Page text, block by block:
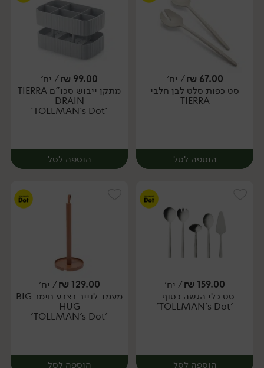
יח׳ יח׳
67.00
₪/ יח׳
סט כפות סלט לבן חלבי
TIERRA
הוספה לסל
יח׳
99.00
₪/ יח׳
מתקן ייבוש סכו"ם TIERRA
DRAIN
'TOLLMAN's Dot'
הוספה לסל
יח׳
159.00
₪/ יח׳
סט כלי הגשה כסוף -
'TOLLMAN's Dot'
הוספה לסל
129.00
₪/ יח׳
מעמד לנייר בצבע חימר BIG
HUG
'TOLLMAN's Dot'
הוספה לסל